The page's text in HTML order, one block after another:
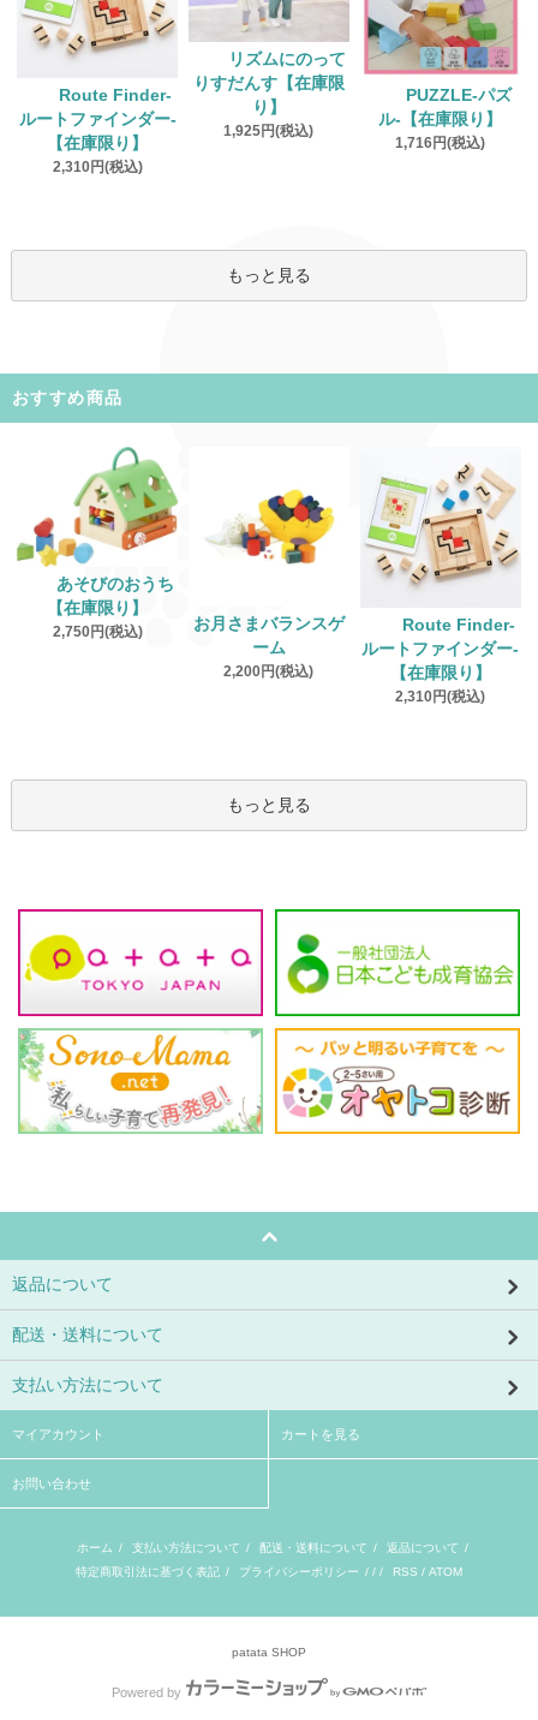
Route Finder‐
ルートファインダー‐
【在庫限り】
2,310円(税込)
リズムにのって
りすだんす【在庫限
り】
1,925円(税込)
PUZZLE‐パズ
ル‐【在庫限り】
1,716円(税込)
もっと見る
おすすめ商品
あそびのおうち
【在庫限り】
2,750円(税込)
お月さまバランスゲ
ーム
2,200円(税込)
Route Finder‐
ルートファインダー‐
【在庫限り】
2,310円(税込)
もっと見る
返品について
配送・送料について
支払い方法について
マイアカウント カートを見る
お問い合わせ
ホーム / 支払い方法について / 配送・送料について / 返品について /
特定商取引法に基づく表記 / プライバシーポリシー / / / RSS / ATOM
patata SHOP
Powered by